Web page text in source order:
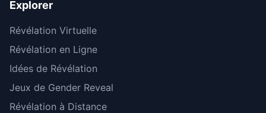
Explorer
Révélation Virtuelle
Révélation en Ligne
Idées de Révélation
Jeux de Gender Reveal
Révélation à Distance